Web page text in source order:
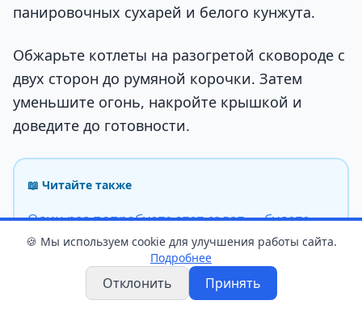
панировочных сухарей и белого кунжута.
Обжарьте котлеты на разогретой сковороде с
двух сторон до румяной корочки. Затем
уменьшите огонь, накройте крышкой и
доведите до готовности.
📖 Читайте также
Один раз попробуете этот салат — будете
готовить постоянно
🍪 Мы используем cookie для улучшения работы сайта.
Подробнее
Отклонить Принять